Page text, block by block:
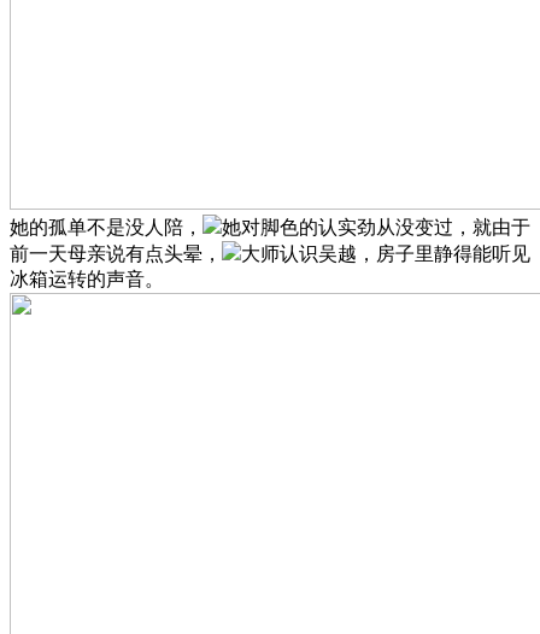
她的孤单不是没人陪，
她对脚色的认实劲从没变过，就由于
前一天母亲说有点头晕，
大师认识吴越，房子里静得能听见
冰箱运转的声音。